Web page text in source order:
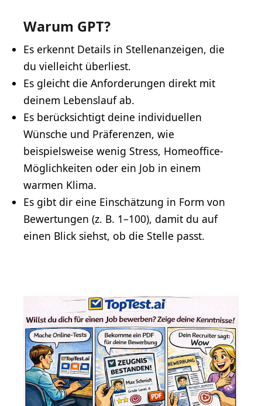
Warum GPT?
Es erkennt Details in Stellenanzeigen, die
du vielleicht überliest.
Es gleicht die Anforderungen direkt mit
deinem Lebenslauf ab.
Es berücksichtigt deine individuellen
Wünsche und Präferenzen, wie
beispielsweise wenig Stress, Homeoffice-
Möglichkeiten oder ein Job in einem
warmen Klima.
Es gibt dir eine Einschätzung in Form von
Bewertungen (z. B. 1–100), damit du auf
einen Blick siehst, ob die Stelle passt.